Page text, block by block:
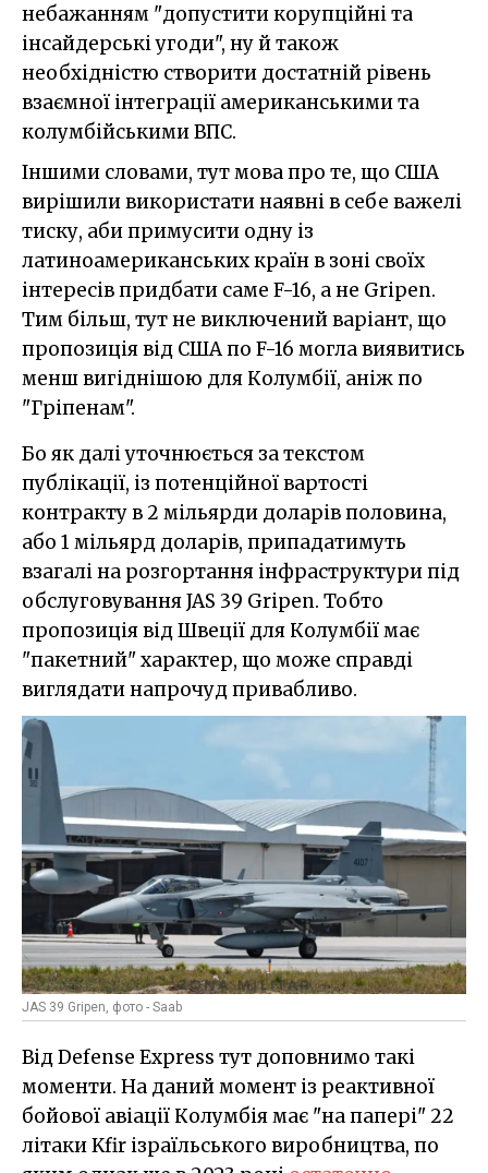
небажанням "допустити корупційні та
інсайдерські угоди", ну й також
необхідністю створити достатній рівень
взаємної інтеграції американськими та
колумбійськими ВПС.
Іншими словами, тут мова про те, що США
вирішили використати наявні в себе важелі
тиску, аби примусити одну із
латиноамериканських країн в зоні своїх
інтересів придбати саме F-16, а не Gripen.
Тим більш, тут не виключений варіант, що
пропозиція від США по F-16 могла виявитись
менш вигіднішою для Колумбії, аніж по
"Гріпенам".
Бо як далі уточнюється за текстом
публікації, із потенційної вартості
контракту в 2 мільярди доларів половина,
або 1 мільярд доларів, припадатимуть
взагалі на розгортання інфраструктури під
обслуговування JAS 39 Gripen. Тобто
пропозиція від Швеції для Колумбії має
"пакетний" характер, що може справді
виглядати напрочуд привабливо.
JAS 39 Gripen, фото - Saab
Від Defense Express тут доповнимо такі
моменти. На даний момент із реактивної
бойової авіації Колумбія має "на папері" 22
літаки Kfir ізраїльського виробництва, по